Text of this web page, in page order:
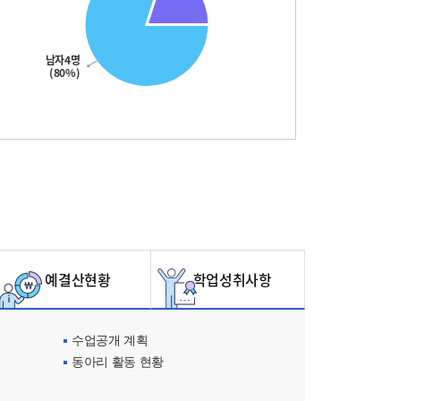
남자4명
(80%)
예결산현황 학업성취사항
수업공개 계획
동아리 활동 현황